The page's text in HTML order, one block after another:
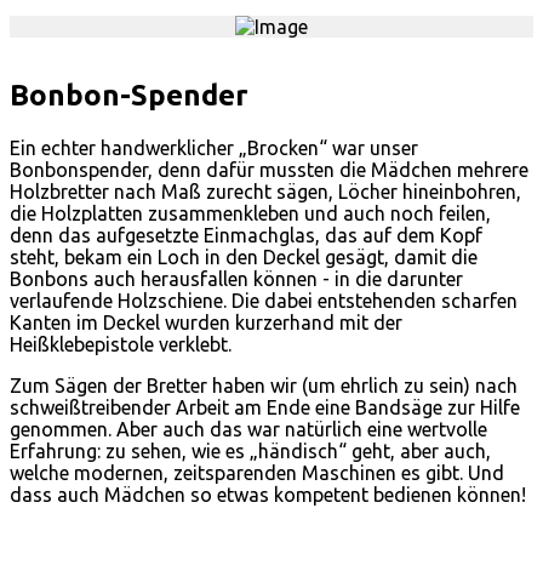
Bonbon-Spender
Ein echter handwerklicher „Brocken“ war unser
Bonbonspender, denn dafür mussten die Mädchen mehrere
Holzbretter nach Maß zurecht sägen, Löcher hineinbohren,
die Holzplatten zusammenkleben und auch noch feilen,
denn das aufgesetzte Einmachglas, das auf dem Kopf
steht, bekam ein Loch in den Deckel gesägt, damit die
Bonbons auch herausfallen können - in die darunter
verlaufende Holzschiene. Die dabei entstehenden scharfen
Kanten im Deckel wurden kurzerhand mit der
Heißklebepistole verklebt.
Zum Sägen der Bretter haben wir (um ehrlich zu sein) nach
schweißtreibender Arbeit am Ende eine Bandsäge zur Hilfe
genommen. Aber auch das war natürlich eine wertvolle
Erfahrung: zu sehen, wie es „händisch“ geht, aber auch,
welche modernen, zeitsparenden Maschinen es gibt. Und
dass auch Mädchen so etwas kompetent bedienen können!